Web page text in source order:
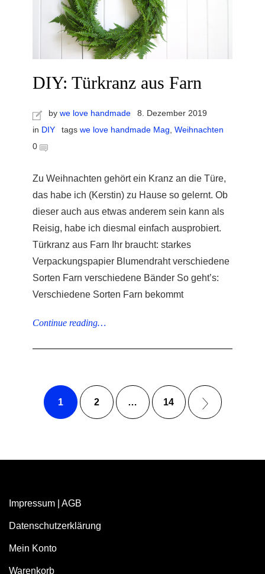
DIY: Türkranz aus Farn
by we love handmade
8. Dezember 2019
in DIY tags we love handmade Mag, Weihnachten
0
Zu Weihnachten gehört ein Kranz an die Türe,
das habe ich (Kerstin) zu Hause so gelernt. Ob
dieser auch aus etwas anderem sein kann als
Reisig, habe ich diesmal einfach ausprobiert.
Türkranz aus Farn Ihr braucht: starkes
Verpackungspapier Blumendraht verschiedene
Sorten Farn verschiedene Bänder So geht’s:
Verschiedene Sorten Farn bekommt
Continue reading…
1 2 … 14
Impressum AGB
Datenschutzerklärung
Mein Konto
Warenkorb